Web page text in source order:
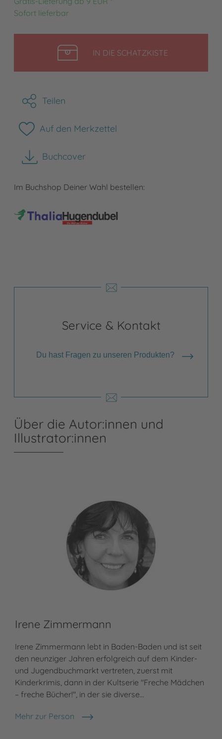
Sofort lieferbar
IN DIE SCHATZKISTELEGEN
Teilen
Auf den Merkzettel
Buchcover
herunterladen
Im Buchshop Deiner Wahl bestellen:
Service & Kontakt
Du hast Fragen zu unseren Produkten?
Über die Autor:innen und
Illustrator:innen
Irene Zimmermann
Irene Zimmermann lebt in Baden-Baden und ist seit
den neunziger Jahren erfolgreich auf dem Kinder-
und Jugendbuchmarkt vertreten, zuerst mit
Kinderkrimis, dann in der Kultserie "Freche Mädchen
– freche Bücher!", in der sie diverse…
Mehr zur Person
Irene Zimmermann